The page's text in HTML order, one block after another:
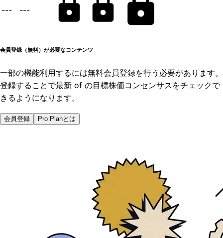
--- ---
会員登録（無料）が必要なコンテンツ
一部の機能利用するには無料会員登録を行う必要があります。
登録することで最新 of の目標株価コンセンサスをチェックで
きるようになります。
会員登録 Pro Planとは